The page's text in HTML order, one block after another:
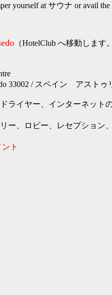
yourself at サウナ or avail
（HotelClub へ移動しま
33002 / スペイン アス
ライヤー、インターネット
ー、ロビー、レセプション
ト